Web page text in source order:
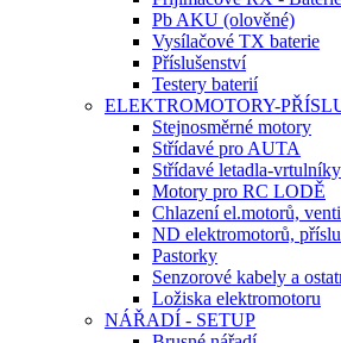
Pb AKU (olověné)
Vysílačové TX baterie
Příslušenství
Testery baterií
ELEKTROMOTORY-
Stejnosměrné motory
Střídavé pro AUTA
Střídavé letadla-vrtulníky
Motory pro RC LODĚ
Chlazení el.motorů,
ND elektromotorů,
Pastorky
Senzorové kabely a
Ložiska elektromotoru
NÁŘADÍ - SETUP